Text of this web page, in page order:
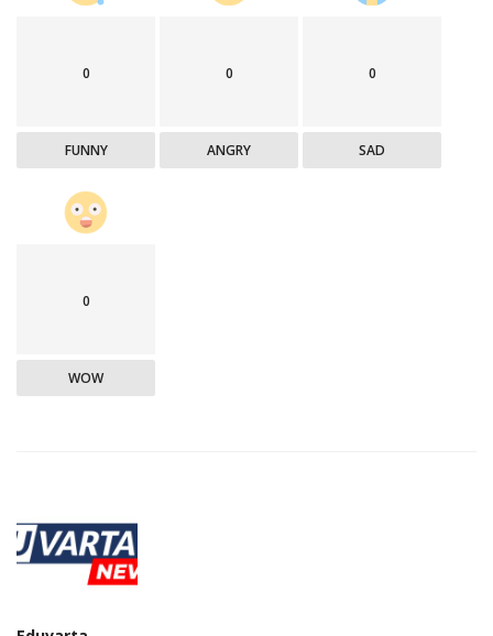
0
FUNNY
0
ANGRY
0
SAD
0
WOW